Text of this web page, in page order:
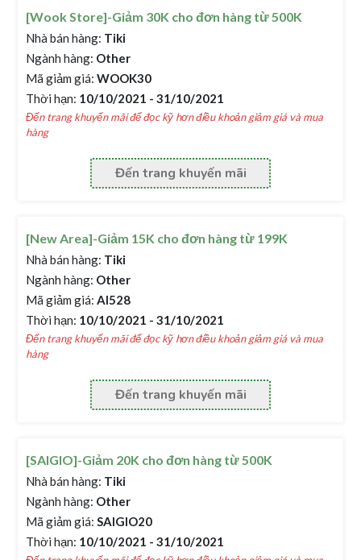
[Wook Store]-Giảm 30K cho đơn hàng từ 500K
Nhà bán hàng: Tiki
Ngành hàng: Other
Mã giảm giá: WOOK30
Thời hạn: 10/10/2021 - 31/10/2021
Đến trang khuyến mãi để đọc kỹ hơn điều khoản giảm giá và mua
hàng
Đến trang khuyến mãi
[New Area]-Giảm 15K cho đơn hàng từ 199K
Nhà bán hàng: Tiki
Ngành hàng: Other
Mã giảm giá: AI528
Thời hạn: 10/10/2021 - 31/10/2021
Đến trang khuyến mãi để đọc kỹ hơn điều khoản giảm giá và mua
hàng
Đến trang khuyến mãi
[SAIGIO]-Giảm 20K cho đơn hàng từ 500K
Nhà bán hàng: Tiki
Ngành hàng: Other
Mã giảm giá: SAIGIO20
Thời hạn: 10/10/2021 - 31/10/2021